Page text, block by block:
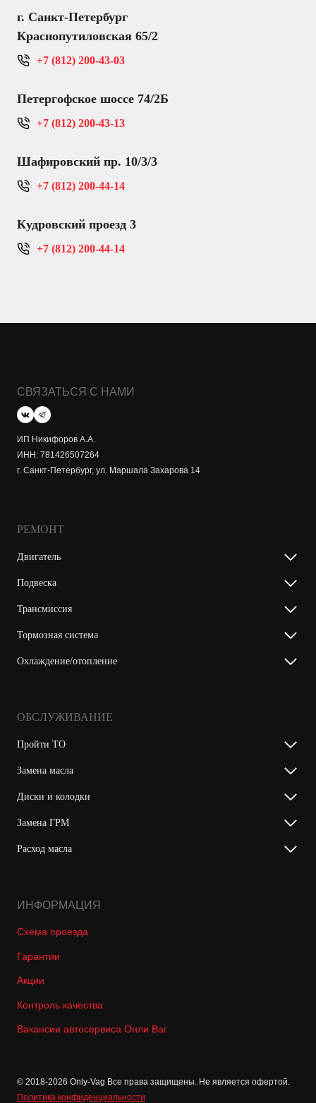
г. Санкт-Петербург
Краснопутиловская 65/2
+7 (812) 200-43-03
Петергофское шоссе 74/2Б
+7 (812) 200-43-13
Шафировский пр. 10/3/3
+7 (812) 200-44-14
Кудровский проезд 3
+7 (812) 200-44-14
СВЯЗАТЬСЯ С НАМИ
ИП Никифоров А.А.
ИНН: 781426507264
г. Санкт-Петербург, ул. Маршала Захарова 14
РЕМОНТ
Двигатель
Подвеска
Трансмиссия
Тормозная система
Охлаждение/отопление
ОБСЛУЖИВАНИЕ
Пройти ТО
Замена масла
Диски и колодки
Замена ГРМ
Расход масла
ИНФОРМАЦИЯ
Схема проезда
Гарантии
Акции
Контроль качества
Вакансии автосервиса Онли Ваг
© 2018-2026 Only-Vag Все права защищены. Не является офертой.
Политика конфиденциальности